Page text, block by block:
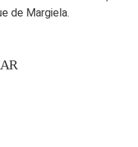
de Margiela.